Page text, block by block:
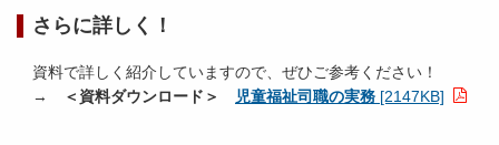
さらに詳しく！
資料で詳しく紹介していますので、ぜひご参考ください！
→
＜資料ダウンロード＞ 児童福祉司職の実務 [2147KB]